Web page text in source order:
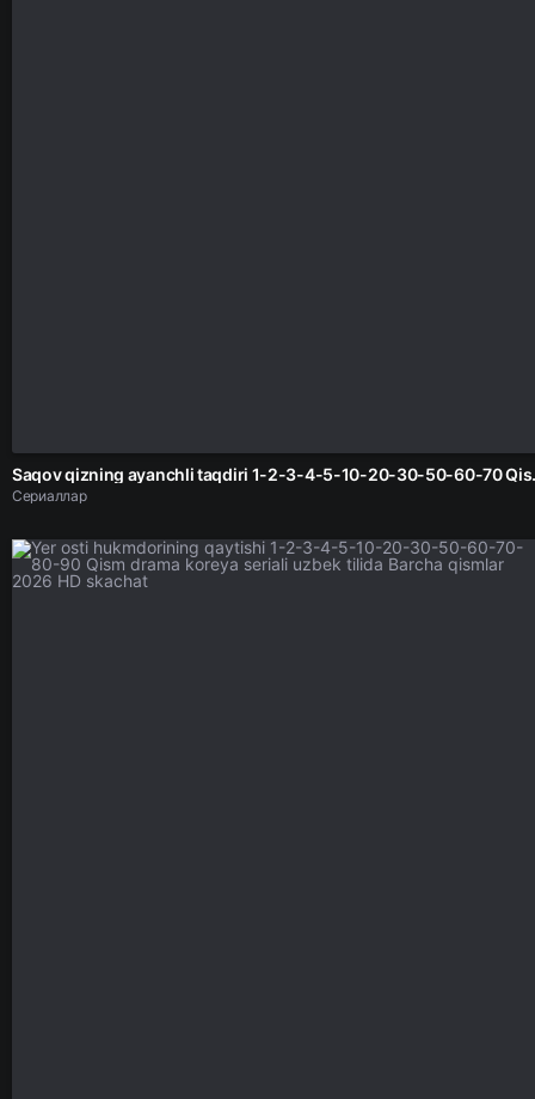
Saqov qizning
Сериаллар